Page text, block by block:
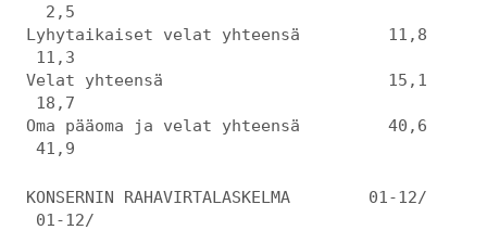
2,5
Lyhytaikaiset velat yhteensä 11,8
11,3
Velat yhteensä 15,1
18,7
Oma pääoma ja velat yhteensä 40,6
41,9
KONSERNIN RAHAVIRTALASKELMA 01-12/
01-12/